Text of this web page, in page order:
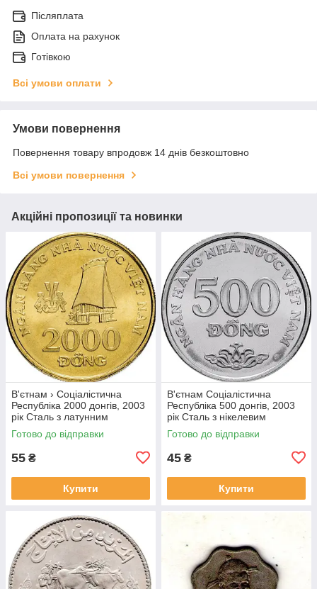
Післяплата
Оплата на рахунок
Готівкою
Всі умови оплати
Умови повернення
Повернення товару впродовж 14 днів безкоштовно
Всі умови повернення
Акційні пропозиції та новинки
В'єтнам › Соціалістична
Республіка 2000 донгів, 2003
рік Сталь з латунним
покриттям, 5g, ø 23.92mm
№1902
Готово до відправки
55 ₴
Купити
В'єтнам Соціалістична
Республіка 500 донгів, 2003
рік Сталь з нікелевим
покриттям, 4.5g, ø 21.86mm
№1907
Готово до відправки
45 ₴
Купити